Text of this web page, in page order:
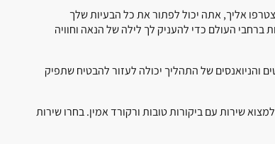
אליך, אתה יכול לפתור את כל הבעיות שלך
ברחבי העולם כדי להעניק לך לילה של הנאה וחוויה
והניואנסים של התהליך יכולה לעזור להבטיח שתפיק
שירות עם ביקורות טובות ורקורד אמין. בחרו שירות